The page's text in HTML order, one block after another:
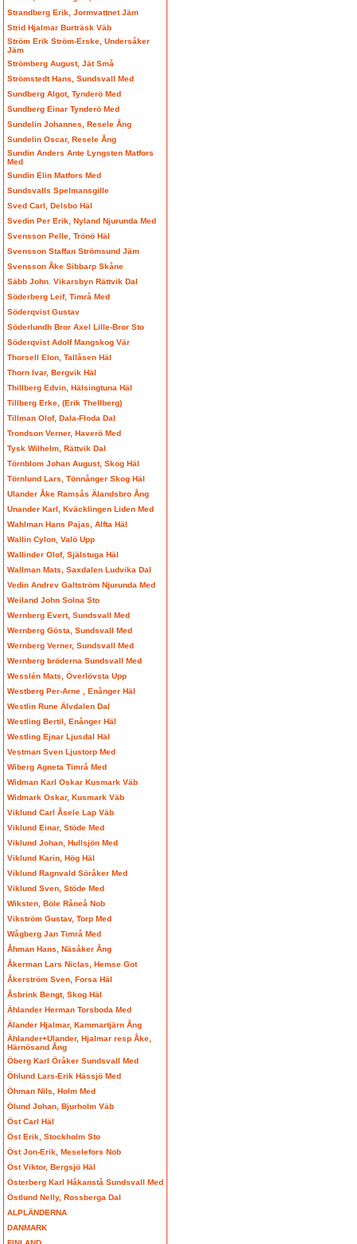
Strandberg Erik, Jormvattnet Jäm
Strid Hjalmar Burträsk Väb
Ström Erik Ström-Erske, Undersåker
Jäm
Strömberg August, Jät Små
Strömstedt Hans, Sundsvall Med
Sundberg Algot, Tynderö Med
Sundberg Einar Tynderö Med
Sundelin Johannes, Resele Ång
Sundelin Oscar, Resele Ång
Sundin Anders Ante Lyngsten Matfors
Med
Sundin Elin Matfors Med
Sundsvalls Spelmansgille
Sved Carl, Delsbo Häl
Svedin Per Erik, Nyland Njurunda Med
Svensson Pelle, Trönö Häl
Svensson Staffan Strömsund Jäm
Svensson Åke Sibbarp Skåne
Säbb John. Vikarsbyn Rättvik Dal
Söderberg Leif, Timrå Med
Söderqvist Gustav
Söderlundh Bror Axel Lille-Bror Sto
Söderqvist Adolf Mangskog Vär
Thorsell Elon, Tallåsen Häl
Thorn Ivar, Bergvik Häl
Thillberg Edvin, Hälsingtuna Häl
Tillberg Erke, (Erik Thellberg)
Tillman Olof, Dala-Floda Dal
Trondson Verner, Haverö Med
Tysk Wilhelm, Rättvik Dal
Törnblom Johan August, Skog Häl
Törnlund Lars, Tönnånger Skog Häl
Ulander Åke Ramsås Älandsbro Ång
Unander Karl, Kväcklingen Liden Med
Wahlman Hans Pajas, Alfta Häl
Wallin Cylon, Valö Upp
Wallinder Olof, Själstuga Häl
Wallman Mats, Saxdalen Ludvika Dal
Vedin Andrev Galtström Njurunda Med
Weiland John Solna Sto
Wernberg Evert, Sundsvall Med
Wernberg Gösta, Sundsvall Med
Wernberg Verner, Sundsvall Med
Wernberg bröderna Sundsvall Med
Wesslén Mats, Överlövsta Upp
Westberg Per-Arne , Enånger Häl
Westlin Rune Älvdalen Dal
Westling Bertil, Enånger Häl
Westling Ejnar Ljusdal Häl
Vestman Sven Ljustorp Med
Wiberg Agneta Timrå Med
Widman Karl Oskar Kusmark Väb
Widmark Oskar, Kusmark Väb
Viklund Carl Åsele Lap Väb
Viklund Einar, Stöde Med
Viklund Johan, Hullsjön Med
Viklund Karin, Hög Häl
Viklund Ragnvald Söråker Med
Viklund Sven, Stöde Med
Wiksten, Böle Råneå Nob
Vikström Gustav, Torp Med
Wågberg Jan Timrå Med
Åhman Hans, Näsåker Ång
Åkerman Lars Niclas, Hemse Got
Åkerström Sven, Forsa Häl
Åsbrink Bengt, Skog Häl
Ählander Herman Torsboda Med
Älander Hjalmar, Kammartjärn Ång
Ählander+Ulander, Hjalmar resp Åke,
Härnösand Ång
Öberg Karl Öråker Sundsvall Med
Öhlund Lars-Erik Hässjö Med
Öhman Nils, Holm Med
Ölund Johan, Bjurholm Väb
Öst Carl Häl
Öst Erik, Stockholm Sto
Öst Jon-Erik, Meselefors Nob
Öst Viktor, Bergsjö Häl
Österberg Karl Håkanstå Sundsvall Med
Östlund Nelly, Rossberga Dal
ALPLÄNDERNA
DANMARK